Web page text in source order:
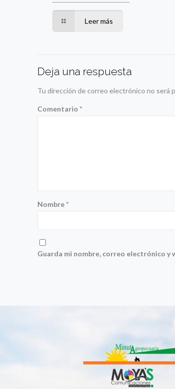
Leer más
Deja una respuesta
Tu dirección de correo electrónico no será
Comentario*
Nombre*
Guarda mi nombre, correo electrónico y